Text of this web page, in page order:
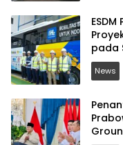
pada
News